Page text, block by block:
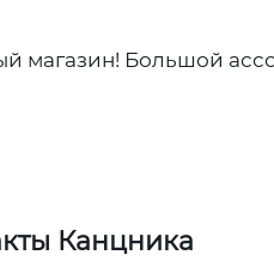
магазин! Большой
Канцника